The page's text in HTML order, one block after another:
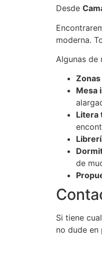
Desde
moderna.
Algunas de
Mesa
Litera
de
Si tiene
no dude en